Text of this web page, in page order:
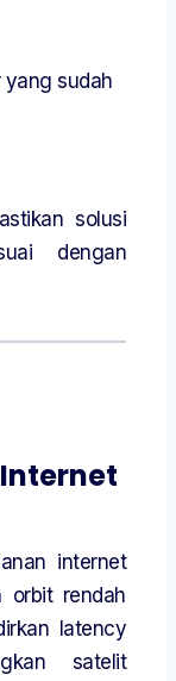
sudah
solusi
dengan
internet
orbit rendah
latency
satelit